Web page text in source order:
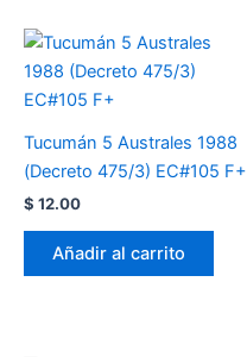
Tucumán 5 Australes 1988
(Decreto 475/3) EC#105 F+
$ 12.00
Añadir al carrito